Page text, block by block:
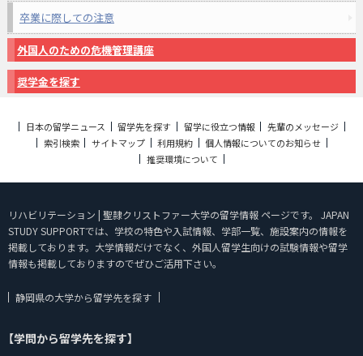
卒業に際しての注意
外国人のための危機管理講座
奨学金を探す
日本の留学ニュース 留学先を探す 留学に役立つ情報
先輩のメッセージ
索引検索
サイトマップ 利用規約
個人情報についてのお知らせ
推奨環境について
リハビリテーション | 聖隷クリストファー大学の留学情報 ページです。 JAPAN
STUDY SUPPORTでは、学校の特色や入試情報、学部一覧、施設案内の情報を
掲載しております。大学情報だけでなく、外国人留学生向けの試験情報や留学
情報も掲載しておりますのでぜひご活用下さい。
静岡県の大学から留学先を探す
【学問から留学先を探す】